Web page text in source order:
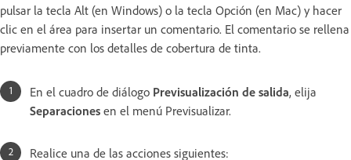
pulsar la tecla Alt (en Windows) o la tecla Opción (en Mac) y hacer
clic en el área para insertar un comentario. El comentario se rellena
previamente con los detalles de cobertura de tinta.
En el cuadro de diálogo Previsualización de salida, elija
Separaciones en el menú Previsualizar.
Realice una de las acciones siguientes: